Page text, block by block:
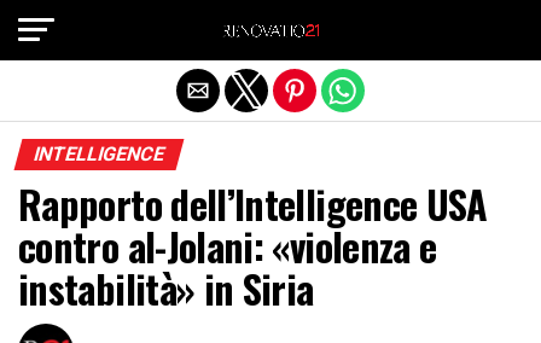
INTELLIGENCE
Rapporto dell’Intelligence USA
contro al-Jolani: «violenza e
instabilità» in Siria
Exit mobile version